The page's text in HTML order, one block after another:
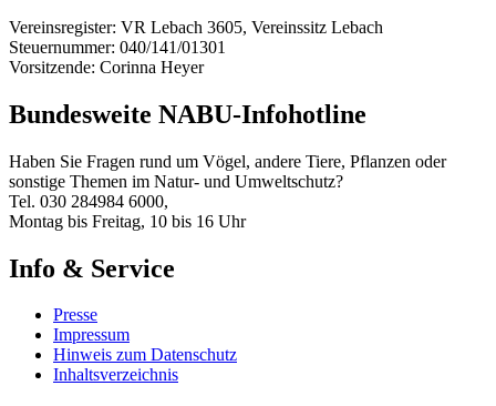
Vereinsregister: VR Lebach 3605, Vereinssitz Lebach
Steuernummer: 040/141/01301
Vorsitzende: Corinna Heyer
Bundesweite NABU-Infohotline
Haben Sie Fragen rund um Vögel, andere Tiere, Pflanzen oder
sonstige Themen im Natur- und Umweltschutz?
Tel. 030 284984 6000,
Montag bis Freitag, 10 bis 16 Uhr
Info & Service
Presse
Impressum
Hinweis zum Datenschutz
Inhaltsverzeichnis